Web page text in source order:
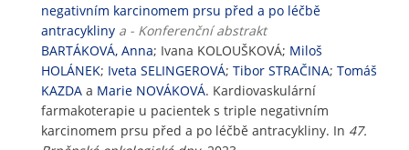
negativním karcinomem prsu před a po léčbě
antracykliny a - Konferenční abstrakt
BARTÁKOVÁ, Anna; Ivana KOLOUŠKOVÁ; Miloš
HOLÁNEK; Iveta SELINGEROVÁ; Tibor STRAČINA; Tomáš
KAZDA a Marie NOVÁKOVÁ. Kardiovaskulární
farmakoterapie u pacientek s triple negativním
karcinomem prsu před a po léčbě antracykliny. In 47.